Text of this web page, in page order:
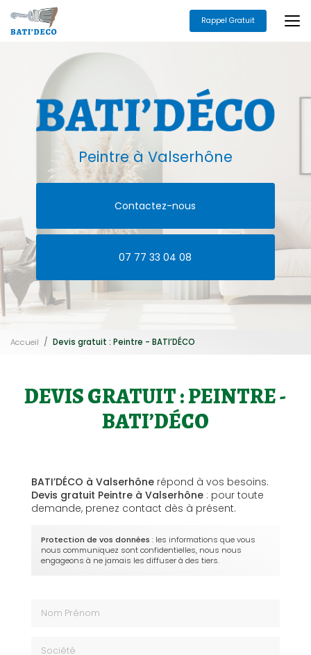
au
contenu
Rappel Gratuit
Peintreà Valserhône
Contactez-nous
07 77 33 04 08
Accueil Devis gratuit : Peintre - BATI’DÉCO
DEVIS GRATUIT : PEINTRE -
BATI’DÉCO
BATI’DÉCO à Valserhône répond à vos besoins.
Devis gratuit Peintre à Valserhône : pour toute
demande, prenez contact dès à présent.
Protection de vos données : les informations que vous
nous communiquez sont confidentielles, nous nous
engageons à ne jamais les diffuser à des tiers.